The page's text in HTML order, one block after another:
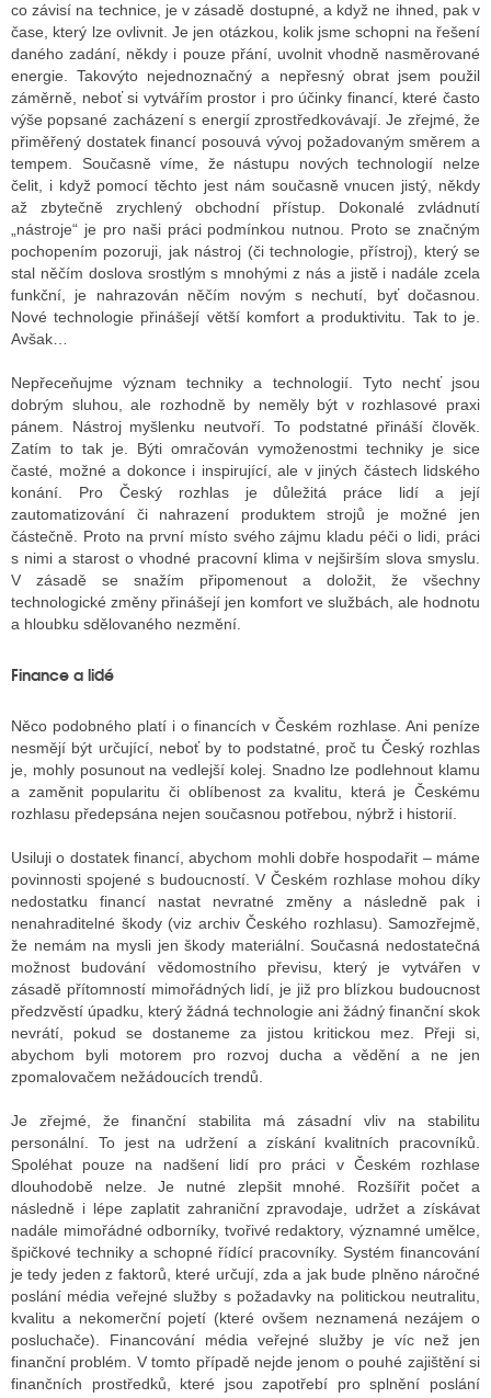
co závisí na technice, je v zásadě dostupné, a když ne ihned, pak v
čase, který lze ovlivnit. Je jen otázkou, kolik jsme schopni na řešení
daného zadání, někdy i pouze přání, uvolnit vhodně nasměrované
energie. Takovýto nejednoznačný a nepřesný obrat jsem použil
záměrně, neboť si vytvářím prostor i pro účinky financí, které často
výše popsané zacházení s energií zprostředkovávají. Je zřejmé, že
přiměřený dostatek financí posouvá vývoj požadovaným směrem a
tempem. Současně víme, že nástupu nových technologií nelze
čelit, i když pomocí těchto jest nám současně vnucen jistý, někdy
až zbytečně zrychlený obchodní přístup. Dokonalé zvládnutí
„nástroje“ je pro naši práci podmínkou nutnou. Proto se značným
pochopením pozoruji, jak nástroj (či technologie, přístroj), který se
stal něčím doslova srostlým s mnohými z nás a jistě i nadále zcela
funkční, je nahrazován něčím novým s nechutí, byť dočasnou.
Nové technologie přinášejí větší komfort a produktivitu. Tak to je.
Avšak…
Nepřeceňujme význam techniky a technologií. Tyto nechť jsou
dobrým sluhou, ale rozhodně by neměly být v rozhlasové praxi
pánem. Nástroj myšlenku neutvoří. To podstatné přináší člověk.
Zatím to tak je. Býti omračován vymoženostmi techniky je sice
časté, možné a dokonce i inspirující, ale v jiných částech lidského
konání. Pro Český rozhlas je důležitá práce lidí a její
zautomatizování či nahrazení produktem strojů je možné jen
částečně. Proto na první místo svého zájmu kladu péči o lidi, práci
s nimi a starost o vhodné pracovní klima v nejširším slova smyslu.
V zásadě se snažím připomenout a doložit, že všechny
technologické změny přinášejí jen komfort ve službách, ale hodnotu
a hloubku sdělovaného nezmění.
Finance a lidé
Něco podobného platí i o financích v Českém rozhlase. Ani peníze
nesmějí být určující, neboť by to podstatné, proč tu Český rozhlas
je, mohly posunout na vedlejší kolej. Snadno lze podlehnout klamu
a zaměnit popularitu či oblíbenost za kvalitu, která je Českému
rozhlasu předepsána nejen současnou potřebou, nýbrž i historií.
Usiluji o dostatek financí, abychom mohli dobře hospodařit – máme
povinnosti spojené s budoucností. V Českém rozhlase mohou díky
nedostatku financí nastat nevratné změny a následně pak i
nenahraditelné škody (viz archiv Českého rozhlasu). Samozřejmě,
že nemám na mysli jen škody materiální. Současná nedostatečná
možnost budování vědomostního převisu, který je vytvářen v
zásadě přítomností mimořádných lidí, je již pro blízkou budoucnost
předzvěstí úpadku, který žádná technologie ani žádný finanční skok
nevrátí, pokud se dostaneme za jistou kritickou mez. Přeji si,
abychom byli motorem pro rozvoj ducha a vědění a ne jen
zpomalovačem nežádoucích trendů.
Je zřejmé, že finanční stabilita má zásadní vliv na stabilitu
personální. To jest na udržení a získání kvalitních pracovníků.
Spoléhat pouze na nadšení lidí pro práci v Českém rozhlase
dlouhodobě nelze. Je nutné zlepšit mnohé. Rozšířit počet a
následně i lépe zaplatit zahraniční zpravodaje, udržet a získávat
nadále mimořádné odborníky, tvořivé redaktory, významné umělce,
špičkové techniky a schopné řídící pracovníky. Systém financování
je tedy jeden z faktorů, které určují, zda a jak bude plněno náročné
poslání média veřejné služby s požadavky na politickou neutralitu,
kvalitu a nekomerční pojetí (které ovšem neznamená nezájem o
posluchače). Financování média veřejné služby je víc než jen
finanční problém. V tomto případě nejde jenom o pouhé zajištění si
finančních prostředků, které jsou zapotřebí pro splnění poslání